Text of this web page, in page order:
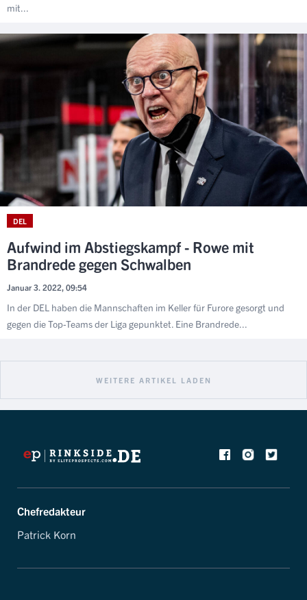
mit...
DEL
Aufwind im Abstiegskampf - Rowe mit
Brandrede gegen Schwalben
Januar 3. 2022, 09:54
In der DEL haben die Mannschaften im Keller für Furore gesorgt und
gegen die Top-Teams der Liga gepunktet. Eine Brandrede...
WEITERE ARTIKEL LADEN
Chefredakteur
Patrick Korn